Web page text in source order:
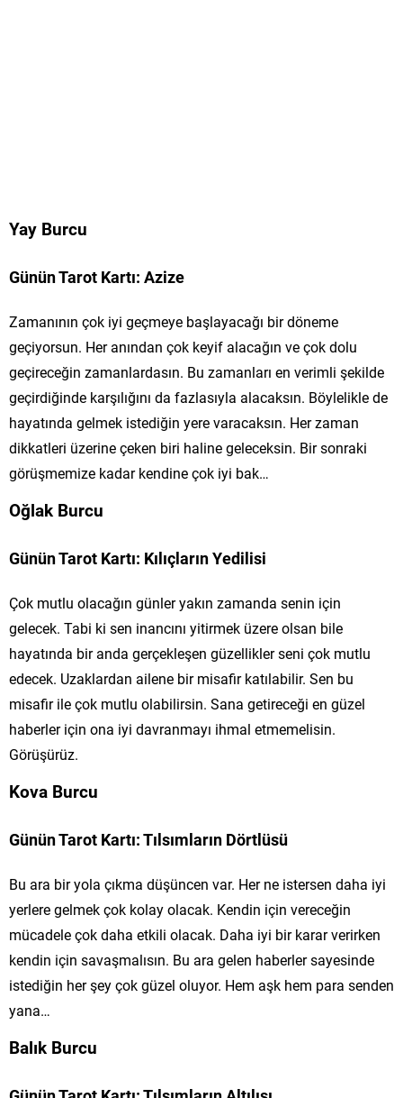
Yay Burcu
Günün Tarot Kartı: Azize
Zamanının çok iyi geçmeye başlayacağı bir döneme
geçiyorsun. Her anından çok keyif alacağın ve çok dolu
geçireceğin zamanlardasın. Bu zamanları en verimli şekilde
geçirdiğinde karşılığını da fazlasıyla alacaksın. Böylelikle de
hayatında gelmek istediğin yere varacaksın. Her zaman
dikkatleri üzerine çeken biri haline geleceksin. Bir sonraki
görüşmemize kadar kendine çok iyi bak…
Oğlak Burcu
Günün Tarot Kartı: Kılıçların Yedilisi
Çok mutlu olacağın günler yakın zamanda senin için
gelecek. Tabi ki sen inancını yitirmek üzere olsan bile
hayatında bir anda gerçekleşen güzellikler seni çok mutlu
edecek. Uzaklardan ailene bir misafir katılabilir. Sen bu
misafir ile çok mutlu olabilirsin. Sana getireceği en güzel
haberler için ona iyi davranmayı ihmal etmemelisin.
Görüşürüz.
Kova Burcu
Günün Tarot Kartı: Tılsımların Dörtlüsü
Bu ara bir yola çıkma düşüncen var. Her ne istersen daha iyi
yerlere gelmek çok kolay olacak. Kendin için vereceğin
mücadele çok daha etkili olacak. Daha iyi bir karar verirken
kendin için savaşmalısın. Bu ara gelen haberler sayesinde
istediğin her şey çok güzel oluyor. Hem aşk hem para senden
yana…
Balık Burcu